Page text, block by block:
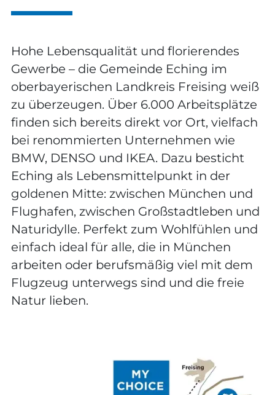
Hohe Lebensqualität und florierendes
Gewerbe – die Gemeinde Eching im
oberbayerischen Landkreis Freising weiß
zu überzeugen. Über 6.000 Arbeitsplätze
finden sich bereits direkt vor Ort, vielfach
bei renommierten Unternehmen wie
BMW, DENSO und IKEA. Dazu besticht
Eching als Lebensmittelpunkt in der
goldenen Mitte: zwischen München und
Flughafen, zwischen Großstadtleben und
Naturidylle. Perfekt zum Wohlfühlen und
einfach ideal für alle, die in München
arbeiten oder berufsmäßig viel mit dem
Flugzeug unterwegs sind und die freie
Natur lieben.